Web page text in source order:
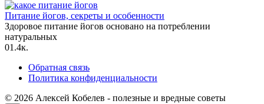
Питание йогов, секреты и особенности
Здоровое питание йогов основано на потреблении
натуральных
01.4к.
Обратная связь
Политика конфиденциальности
© 2026 Алексей Кобелев - полезные и вредные советы